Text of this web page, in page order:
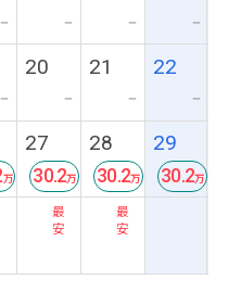
ー ー ー ー
ー
20
ー
21
ー
22
ー
27
最
安
30.2
28
最
安
30.2
29
30.2